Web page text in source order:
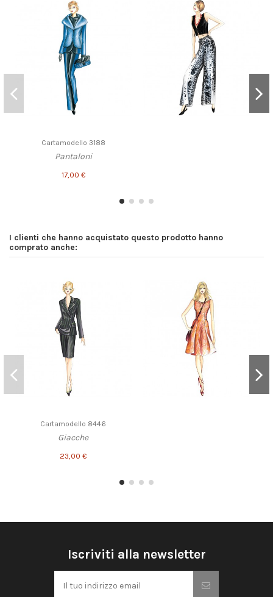
Cartamodello 3188
Pantaloni
17,00 €
I clienti che hanno acquistato questo prodotto hanno
comprato anche:
Cartamodello 8446
Giacche
23,00 €
Iscriviti alla newsletter